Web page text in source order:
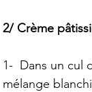
2/ Crème
1-  Dans un cul
mélange